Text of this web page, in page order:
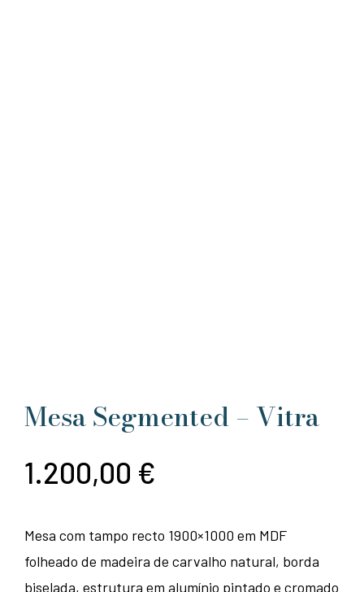
Mesa Segmented – Vitra
1.200,00 €
Mesa com tampo recto 1900×1000 em MDF
folheado de madeira de carvalho natural, borda
biselada, estrutura em alumínio pintado e cromado